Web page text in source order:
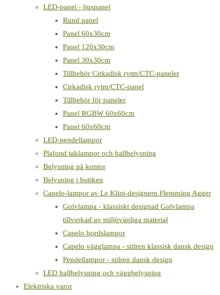
LED-panel - ljuspanel
Rund panel
Panel 60x30cm
Panel 120x30cm
Panel 30x30cm
Tillbehör Cirkadisk rytm/CTC-paneler
Cirkadisk rytm/CTC-panel
Tillbehör för paneler
Panel RGBW 60x60cm
Panel 60x60cm
LED-pendellampor
Plafond taklampor och hallbelysning
Belysning på kontor
Belysning i butiken
Capelo-lampor av Le Klint-designern Flemming Agger
Golvlampa - klassiskt designad Golvlampa
tillverkad av miljövänliga material
Capelo bordslampor
Capelo vägglampa - stilren klassisk dansk design
Pendellampor - stilren dansk design
LED hallbelysning och väggbelysning
Elektriska varor